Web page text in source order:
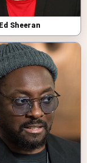
Ed Sheeran